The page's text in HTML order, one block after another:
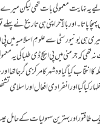
یہ نہایت معمولی بات تھی لیکن میرے
پہنچا پاتا۔ اور بالآخر اپنی ہی تاریخ
ہی یونیورسٹی سے علومِ اسلامیہ میں
نہ تھی کہ جرمنی میں پی ایچ ڈی طلبا
کیا گیا وہ شہر کا مرکزی گرجا تھا
گیا اور انفرادی افعال اور اسلامی